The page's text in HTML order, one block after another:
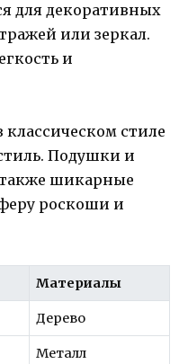
для декоративных
или зеркал.
и
стиле
Подушки и
шикарные
роскоши и
Материалы
Дерево
Металл